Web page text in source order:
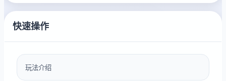
快速操作
玩法介绍